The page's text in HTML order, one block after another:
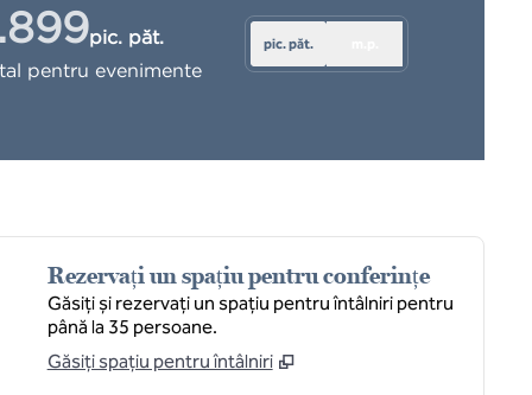
pic. păt.
pătrate
pentru evenimente
pic. păt.
Rezervați un spațiu pentru conferințe
Găsiți și rezervați un spațiu pentru întâlniri pentru
până la 35 persoane.
Găsiți spațiu pentru întâlniri